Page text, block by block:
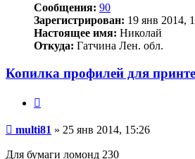
Сообщения: 90
Зарегистрирован: 19 янв 2014,
Настоящее имя: Николай
Откуда: Гатчина Лен. обл.
Копилка профилей для
Непрочитанное
multi81 » 25 янв 2014, 15:26
Для бумаги ломонд 230